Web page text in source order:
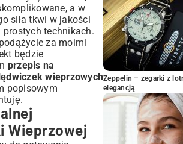
Różnych Warzyw
i Bezlaktozowa
Ekspresowa Opcja
z
Ryż, Kasza, Pieczywo
Smaków
Jak Uniknąć
Strogonow?
a w
siła tkwi w jakości
prostych technikach.
za moimi
będzie
przepis na
wieprzowych
popisowym
Wieprzowej
Zeppelin – zegarki z
elegancją